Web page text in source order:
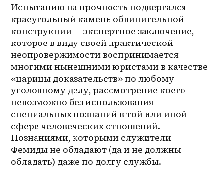
Испытанию на прочность подвергался
краеугольный камень обвинительной
конструкции — экспертное заключение,
которое в виду своей практической
неопровержимости воспринимается
многими нынешними юристами в качестве
«царицы доказательств» по любому
уголовному делу, рассмотрение коего
невозможно без использования
специальных познаний в той или иной
сфере человеческих отношений.
Познаниями, которыми служители
Фемиды не обладают (да и не должны
обладать) даже по долгу службы.